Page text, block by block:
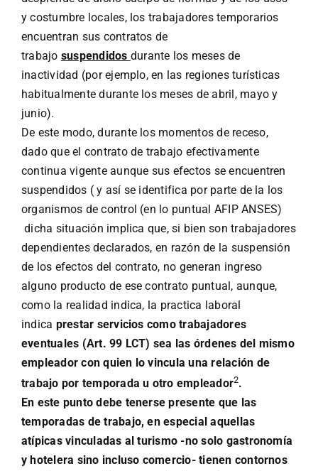
y costumbre locales, los trabajadores temporarios
encuentran sus contratos de
trabajo suspendidos durante los meses de
inactividad (por ejemplo, en las regiones turísticas
habitualmente durante los meses de abril, mayo y
junio).
De este modo, durante los momentos de receso,
dado que el contrato de trabajo efectivamente
continua vigente aunque sus efectos se encuentren
suspendidos ( y así se identifica por parte de la los
organismos de control (en lo puntual AFIP ANSES)
dicha situación implica que, si bien son trabajadores
dependientes declarados, en razón de la suspensión
de los efectos del contrato, no generan ingreso
alguno producto de ese contrato puntual, aunque,
como la realidad indica, la practica laboral
indica prestar servicios como trabajadores
eventuales (Art. 99 LCT) sea las órdenes del mismo
empleador con quien lo vincula una relación de
trabajo por temporada u otro empleador2.
En este punto debe tenerse presente que las
temporadas de trabajo, en especial aquellas
atípicas vinculadas al turismo -no solo gastronomía
y hotelera sino incluso comercio- tienen contornos